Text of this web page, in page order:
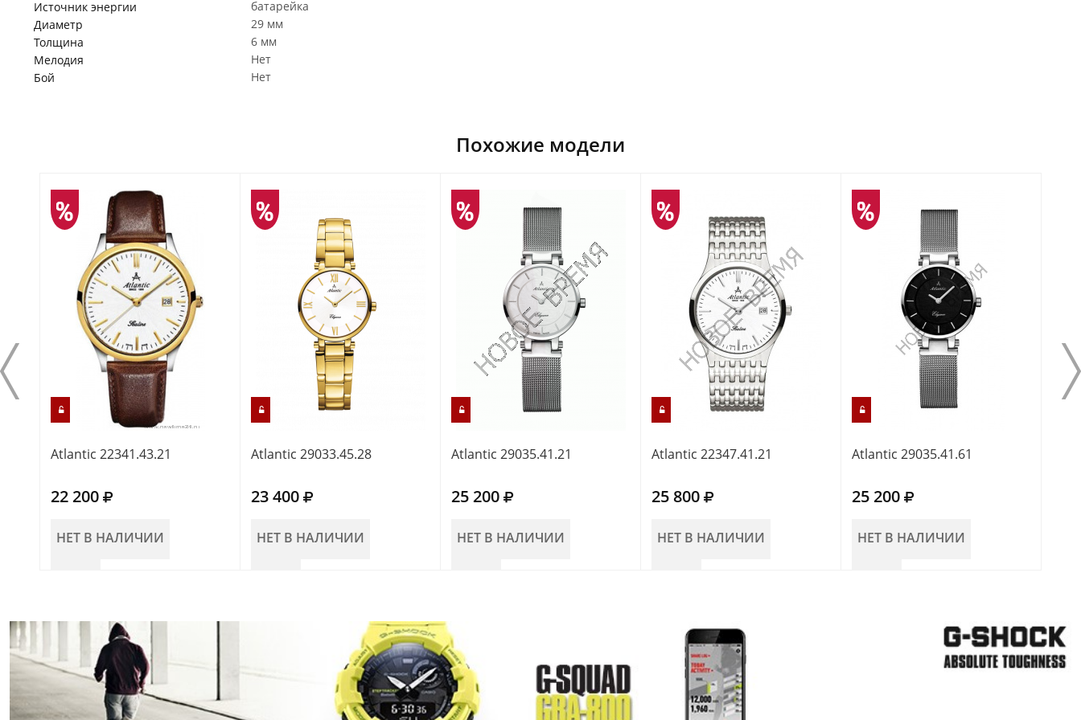
Источник энергии
батарейка
Диаметр
29 мм
Толщина
6 мм
Мелодия
Нет
Бой
Нет
Похожие модели
Atlantic 22341.43.21
22 200
НЕТ В НАЛИЧИИ
Atlantic 29033.45.28
23 400
НЕТ В НАЛИЧИИ
Atlantic 29035.41.21
25 200
НЕТ В НАЛИЧИИ
Atlantic 22347.41.21
25 800
НЕТ В НАЛИЧИИ
Atlantic 29035.41.61
25 200
НЕТ В НАЛИЧИИ